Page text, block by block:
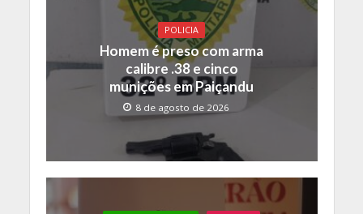
POLICIA
Homem é preso com arma
calibre .38 e cinco
munições em Paiçandu
8 de agosto de 2026